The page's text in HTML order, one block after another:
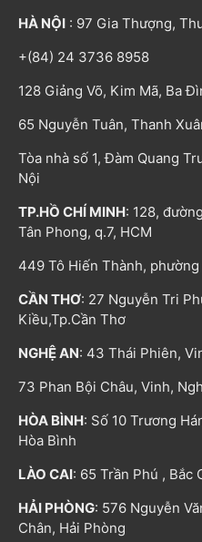
HÀ NỘI : 97 Gia Thượng,
+(84) 24 3736 8958
128 Giảng Võ, Kim Mã, Ba
65 Nguyễn Tuân, Thanh
Tòa nhà số 1, Đàm Quang
Nội
TP.HỒ CHÍ MINH: 128,
Tân Phong, q.7, HCM
449 Tô Hiến Thành,
CẦN THƠ: 27 Nguyễn Tri
Kiều,Tp.Cần Thơ
NGHỆ AN: 43 Thái Phiên,
73 Phan Bội Châu, Vinh,
HÒA BÌNH: Số 10 Trương
Hòa Bình
LÀO CAI: 65 Trần Phú , Bắc
HẢI PHÒNG: 576 Nguyễn
Chân, Hải Phòng